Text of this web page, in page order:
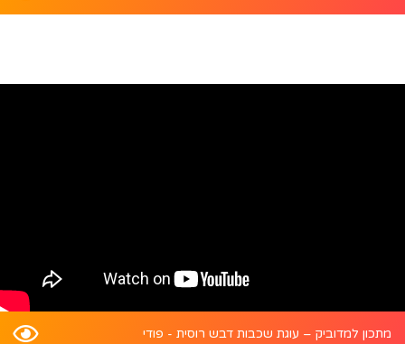
מתכון למדוביק – עוגת שכבות דבש רוסית - פודי